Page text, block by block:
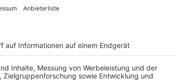
- - -
-:- FC Phönix Mch